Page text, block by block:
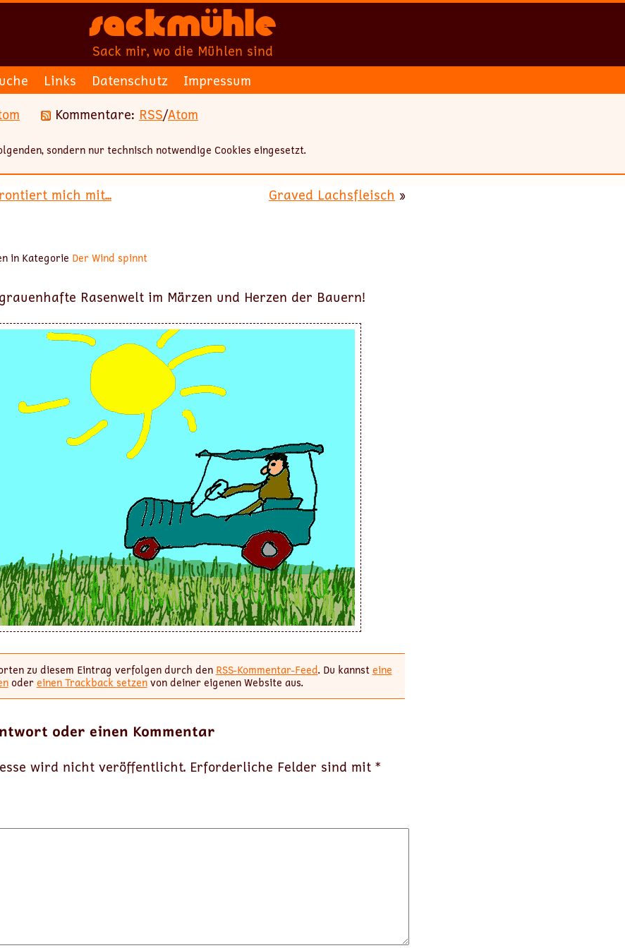
Sackmühle
Sack mir, wo die Mühlen sind
Links Datenschutz
Impressum
Kommentare: RSS/Atom
sondern nur technisch notwendige Cookies eingesetzt.
mich mit... Graved Lachsfleisch »
in Kategorie Der Wind spinnt
Rasenwelt im Märzen und Herzen der Bauern!
zu diesem Eintrag verfolgen durch den RSS-Kommentar-Feed. Du kannsteine
odereinen Trackback setzenvon deiner eigenen Website aus.
oder einen Kommentar
wird nicht veröffentlicht. Erforderliche Felder sind mit *